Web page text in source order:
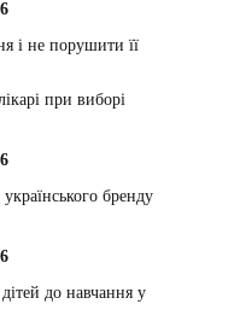
і не порушити її
при виборі
бренду
до навчання у